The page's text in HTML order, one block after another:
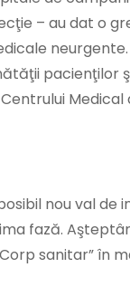
– au dat o
neurgente.
pacienţilor
Medical
nou val de
fază.
sanitar” în